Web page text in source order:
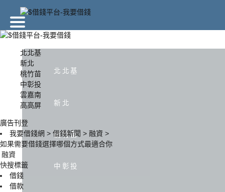
北北基
新北
桃竹苗
中彰投
北北基
新北
桃竹苗
中彰投
雲嘉南
高高屏
廣告刊登
我要借錢網 > 借錢新聞 > 融資 >
如果需要借錢選擇哪個方式最適合你
融資
快搜標籤
借錢
借款
北北基
中彰投